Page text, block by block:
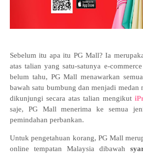
Sebelum itu apa itu PG Mall? Ia
atas talian yang satu-satunya e-
belum tahu, PG Mall menawarkan
bawah satu bumbung dan menjadi medan
dikunjungi secara atas talian mengikut
saje, PG Mall menerima ke semua
pemindahan perbankan.
Untuk pengetahuan korang, PG Mall
online tempatan Malaysia dibawah